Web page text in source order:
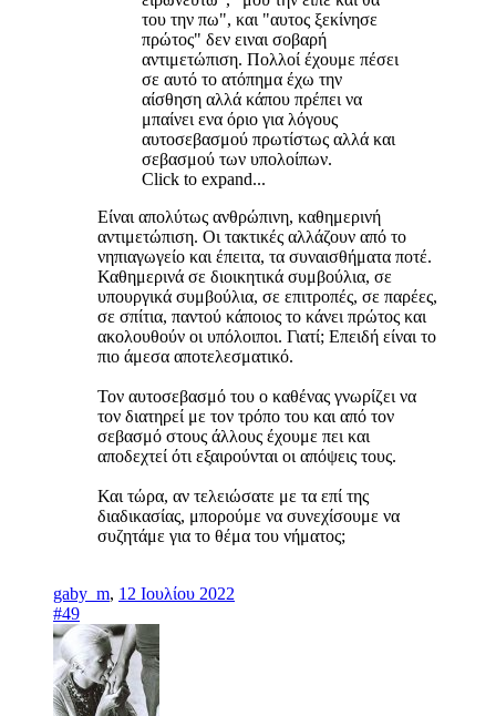
του την πω", και "αυτος ξεκίνησε
πρώτος" δεν ειναι σοβαρή
αντιμετώπιση. Πολλοί έχουμε πέσει
σε αυτό το ατόπημα έχω την
αίσθηση αλλά κάπου πρέπει να
μπαίνει ενα όριο για λόγους
αυτοσεβασμού πρωτίστως αλλά και
σεβασμού των υπολοίπων.
Click to expand...
Είναι απολύτως ανθρώπινη, καθημερινή
αντιμετώπιση. Οι τακτικές αλλάζουν από το
νηπιαγωγείο και έπειτα, τα συναισθήματα ποτέ.
Καθημερινά σε διοικητικά συμβούλια, σε
υπουργικά συμβούλια, σε επιτροπές, σε παρέες,
σε σπίτια, παντού κάποιος το κάνει πρώτος και
ακολουθούν οι υπόλοιποι. Γιατί; Επειδή είναι το
πιο άμεσα αποτελεσματικό.
Τον αυτοσεβασμό του ο καθένας γνωρίζει να
τον διατηρεί με τον τρόπο του και από τον
σεβασμό στους άλλους έχουμε πει και
αποδεχτεί ότι εξαιρούνται οι απόψεις τους.
Και τώρα, αν τελειώσατε με τα επί της
διαδικασίας, μπορούμε να συνεχίσουμε να
συζητάμε για το θέμα του νήματος;
gaby_m, 12 Ιουλίου 2022
#49